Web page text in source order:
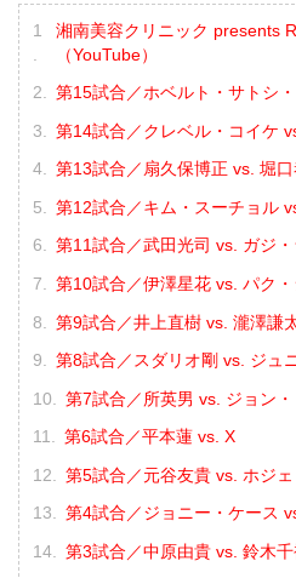
湘南美容クリニック presents
（YouTube）
第15試合／ホベルト・サトシ
第14試合／クレベル・コイケ
第13試合／扇久保博正 vs. 堀口
第12試合／キム・スーチョル
第11試合／武田光司 vs. ガジ
第10試合／伊澤星花 vs. パク・
第9試合／井上直樹 vs. 瀧澤謙
第8試合／スダリオ剛 vs. ジュ
第7試合／所英男 vs. ジョン
第6試合／平本蓮 vs. X
第5試合／元谷友貴 vs. ホジ
第4試合／ジョニー・ケース
第3試合／中原由貴 vs. 鈴木